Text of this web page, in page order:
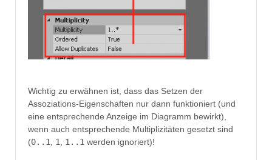
Wichtig zu erwähnen ist, dass das Setzen der
Assoziations-Eigenschaften nur dann funktioniert (und
eine entsprechende Anzeige im Diagramm bewirkt),
wenn auch entsprechende Multiplizitäten gesetzt sind
(0..1 1 1..1 werden ignoriert)!